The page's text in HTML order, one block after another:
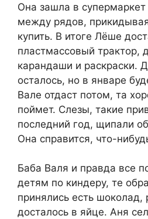
Она зашла в супермаркет
между рядов,
купить. В итоге Лёше
пластмассовый трактор,
карандаши и раскраски.
осталось, но в январе
Вале отдаст потом, та
поймет. Слезы, такие
последний год, щипали
Она справится, что-
Баба Валя и правда все
детям по киндеру, те
принялись есть шоколад,
досталось в яйце. Аня